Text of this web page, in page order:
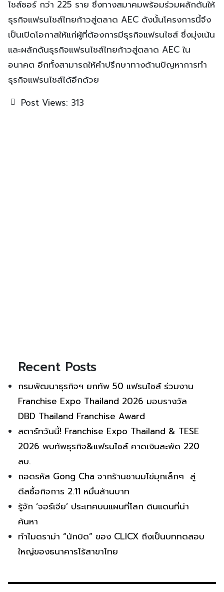
ไชส์ซอร์ กว่า 225 ราย ซึ่งทางสมาคมพร้อมร่วมผลักดันให้
ธุรกิจแฟรนไชส์ไทยก้าวสู่ตลาด AEC ดังนั้นโครงการนี้จึง
เป็นเปิดโอกาสให้แก่ผู้ที่ต้องการมีธุรกิจแฟรนไชส์ ซึ่งมุ่งเน้น
และผลักดันธุรกิจแฟรนไชส์ไทยก้าวสู่ตลาด AEC ใน
อนาคต อีกทั้งสามารถให้คำปรึกษาทางด้านปัญหาการทำ
ธุรกิจแฟรนไชส์ได้อีกด้วย
Post Views: 313
Recent Posts
กรมพัฒนาธุรกิจฯ ยกทัพ 50 แฟรนไชส์ ร่วมงาน
Franchise Expo Thailand 2026 มอบรางวัล
DBD Thailand Franchise Award
สตาร์ทวันนี้! Franchise Expo Thailand & TESE
2026 พบทัพธุรกิจ&แฟรนไชส์ คาดเงินสะพัด 220
ลบ.
ถอดรหัส Gong Cha จากร้านชานมไข่มุกเล็กๆ สู่
ดีลซื้อกิจการ 2.11 หมื่นล้านบาท
รู้จัก ‘จอร์เจีย’ ประเทศบนแผนที่โลก ดินแดนที่น่า
ค้นหา
ทำไมดราม่า “นักบิด” ของ CLICX ถึงเป็นบททดสอบ
ใหญ่ของธนาคารไร้สาขาไทย